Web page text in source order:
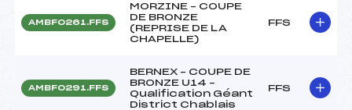
AMBF0261.FFS
MORZINE – COUPE
DE BRONZE
(REPRISE DE LA
CHAPELLE)
FFS
AMBF0291.FFS
BERNEX – COUPE DE
BRONZE U14 –
Qualification Géant
District Chablais
FFS